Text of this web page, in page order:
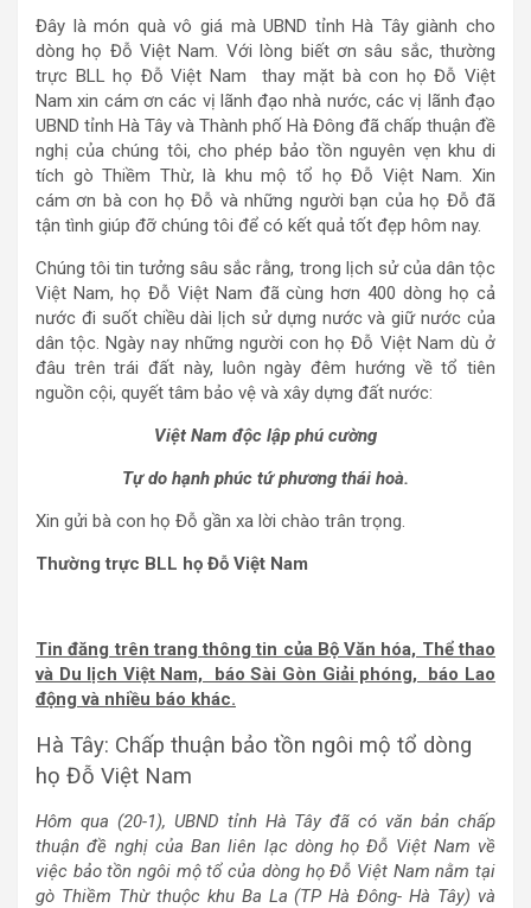
Đây là món quà vô giá mà UBND tỉnh Hà Tây giành cho
dòng họ Đỗ Việt Nam. Với lòng biết ơn sâu sắc, thường
trực BLL họ Đỗ Việt Nam thay mặt bà con họ Đỗ Việt
Nam xin cám ơn các vị lãnh đạo nhà nước, các vị lãnh đạo
UBND tỉnh Hà Tây và Thành phố Hà Đông đã chấp thuận đề
nghị của chúng tôi, cho phép bảo tồn nguyên vẹn khu di
tích gò Thiềm Thừ, là khu mộ tổ họ Đỗ Việt Nam. Xin
cám ơn bà con họ Đỗ và những người bạn của họ Đỗ đã
tận tình giúp đỡ chúng tôi để có kết quả tốt đẹp hôm nay.
Chúng tôi tin tưởng sâu sắc rằng, trong lịch sử của dân tộc
Việt Nam, họ Đỗ Việt Nam đã cùng hơn 400 dòng họ cả
nước đi suốt chiều dài lịch sử dựng nước và giữ nước của
dân tộc. Ngày nay những người con họ Đỗ Việt Nam dù ở
đâu trên trái đất này, luôn ngày đêm hướng về tổ tiên
nguồn cội, quyết tâm bảo vệ và xây dựng đất nước:
Việt Nam độc lập phú cường
Tự do hạnh phúc tứ phương thái hoà.
Xin gửi bà con họ Đỗ gần xa lời chào trân trọng.
Thường trực BLL họ Đỗ Việt Nam
Tin đăng trên trang thông tin của Bộ Văn hóa, Thể thao
và Du lịch Việt Nam, báo Sài Gòn Giải phóng, báo Lao
động và nhiều báo khác.
Hà Tây: Chấp thuận bảo tồn ngôi mộ tổ dòng
họ Đỗ Việt Nam
Hôm qua (20-1), UBND tỉnh Hà Tây đã có văn bản chấp
thuận đề nghị của Ban liên lạc dòng họ Đỗ Việt Nam về
việc bảo tồn ngôi mộ tổ của dòng họ Đỗ Việt Nam nằm tại
gò Thiềm Thừ thuộc khu Ba La (TP Hà Đông- Hà Tây) và